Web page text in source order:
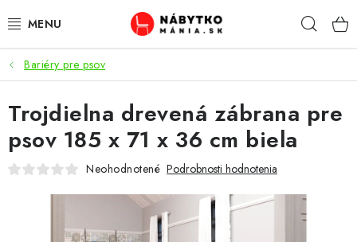
na
VÝPREDAJ
NOVINKY
OBÝVACIA IZBA
KUCHYŇA
Bariéry pre psov
Trojdielna drevená zábrana pre
psov 185 x 71 x 36 cm biela
Neohodnotené Podrobnosti hodnotenia